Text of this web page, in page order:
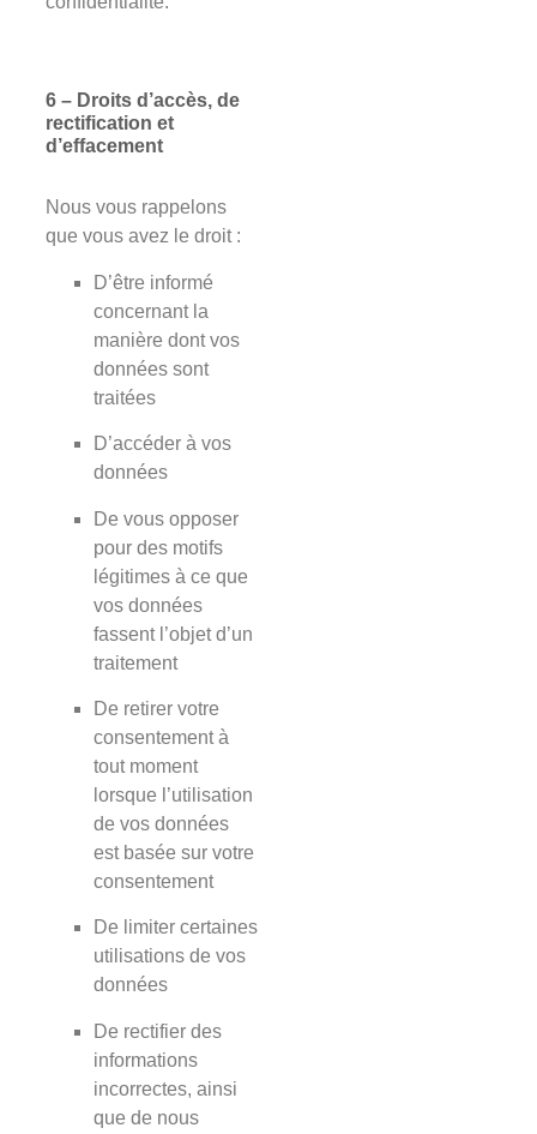
6 – Droits d’accès, de
rectification et
d’effacement
Nous vous rappelons
que vous avez le droit :
D’être informé
concernant la
manière dont vos
données sont
traitées
D’accéder à vos
données
De vous opposer
pour des motifs
légitimes à ce que
vos données
fassent l’objet d’un
traitement
De retirer votre
consentement à
tout moment
lorsque l’utilisation
de vos données
est basée sur votre
consentement
De limiter certaines
utilisations de vos
données
De rectifier des
informations
incorrectes, ainsi
que de nous